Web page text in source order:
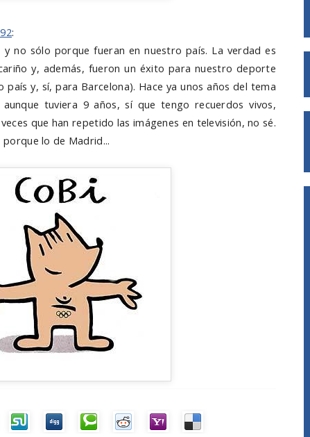
:
y no sólo porque fueran en nuestro país. La verdad es
y, además, fueron un éxito para nuestro deporte
país y, sí, para Barcelona). Hace ya unos años del tema
tuviera 9 años, sí que tengo recuerdos vivos,
que han repetido las imágenes en televisión, no sé.
lo de Madrid...